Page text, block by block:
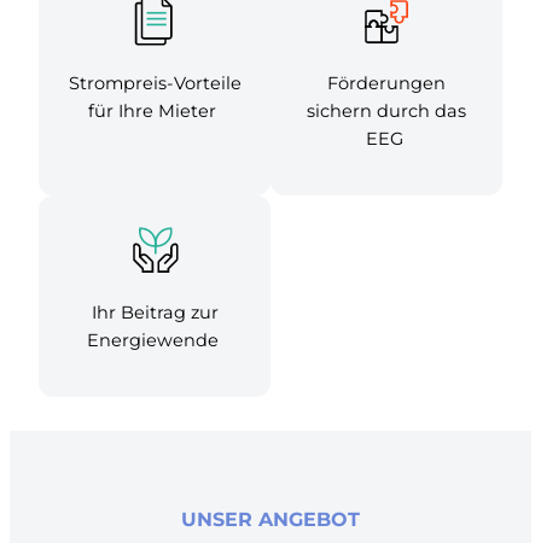
Strompreis-Vorteile
für Ihre Mieter
Förderungen
sichern durch das
EEG
Ihr Beitrag zur
Energiewende
UNSER ANGEBOT